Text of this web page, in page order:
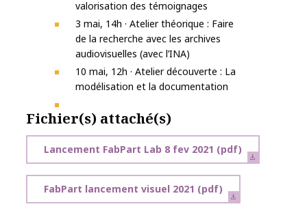
valorisation des témoignages
3 mai, 14h · Atelier théorique : Faire
de la recherche avec les archives
audiovisuelles (avec l’INA)
10 mai, 12h · Atelier découverte : La
modélisation et la documentation
Fichier(s) attaché(s)
Lancement FabPart Lab 8 fev 2021 (pdf)
FabPart lancement visuel 2021 (pdf)